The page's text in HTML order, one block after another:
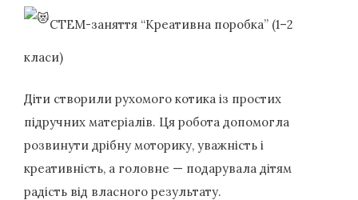
СТЕМ-заняття “Креативна поробка” (1–2
класи)
Діти створили рухомого котика із простих
підручних матеріалів. Ця робота допомогла
розвинути дрібну моторику, уважність і
креативність, а головне — подарувала дітям
радість від власного результату.